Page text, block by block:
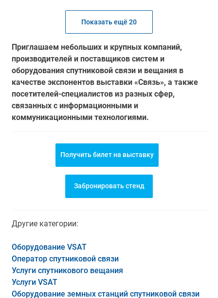
Показать ещё 20
Приглашаем небольших и крупных компаний,
производителей и поставщиков систем и
оборудования спутниковой связи и вещания в
качестве экспонентов выставки «Связь», а также
посетителей-специалистов из разных сфер,
связанных с информационными и
коммуникационными технологиями.
Получить билет на выставку
Забронировать стенд
Другие категории:
Оборудование VSAT
Оператор спутниковой связи
Услуги спутникового вещания
Услуги VSAT
Оборудование земных станций спутниковой связи